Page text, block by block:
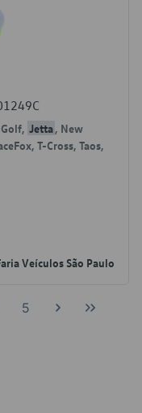
Jetta, New
T-Cross, Taos,
Veículos São Paulo
5